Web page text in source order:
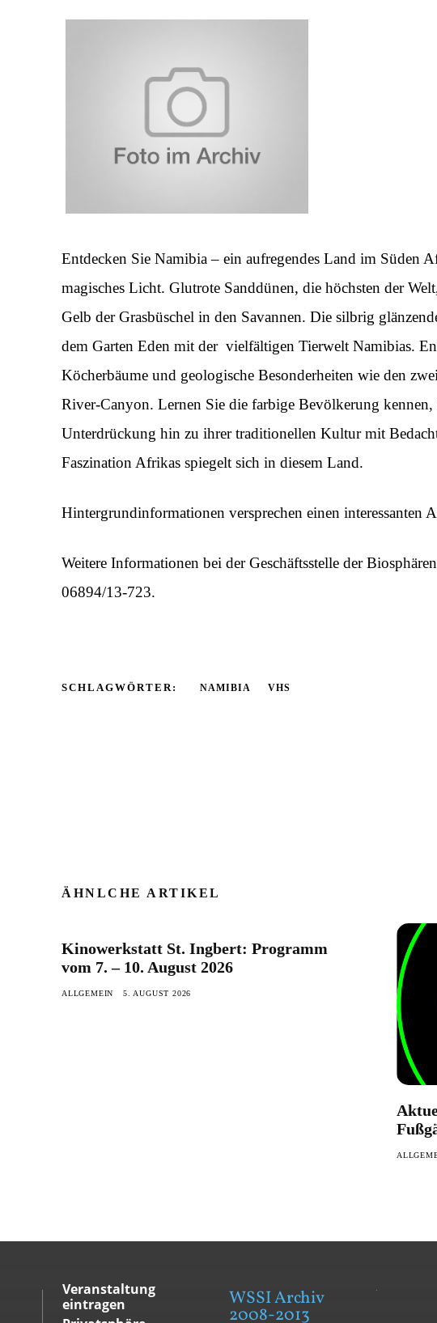
Entdecken Sie Namibia – ein aufregendes Land im Süden
magisches Licht. Glutrote Sanddünen, die höchsten der
Gelb der Grasbüschel in den Savannen. Die silbrig
dem Garten Eden mit der vielfältigen Tierwelt Namibias.
Köcherbäume und geologische Besonderheiten wie den
River-Canyon. Lernen Sie die farbige Bevölkerung
Unterdrückung hin zu ihrer traditionellen Kultur mit
Faszination Afrikas spiegelt sich in diesem Land.
Hintergrundinformationen versprechen einen interessanten
Weitere Informationen bei der Geschäftsstelle der
06894/13-723.
SCHLAGWÖRTER: NAMIBIA VHS
ÄHNLCHE ARTIKEL
Kinowerkstatt St. Ingbert: Programm
vom 7. – 10. August 2026
ALLGEMEIN 5. AUGUST 2026
Veranstaltung
eintragen
WSSI Archiv
2008-2013